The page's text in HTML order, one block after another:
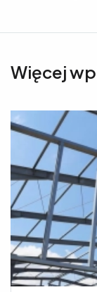
Więcej